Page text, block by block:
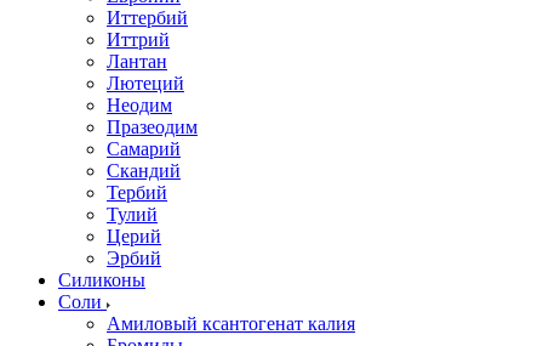
Иттербий
Иттрий
Лантан
Лютеций
Неодим
Празеодим
Самарий
Скандий
Тербий
Тулий
Церий
Эрбий
Силиконы
Соли
Амиловый ксантогенат калия